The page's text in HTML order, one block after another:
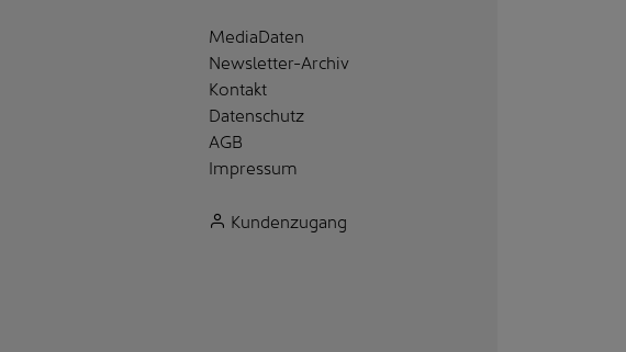
MediaDaten
Newsletter-Archiv
Kontakt
Datenschutz
AGB
Impressum
Kundenzugang